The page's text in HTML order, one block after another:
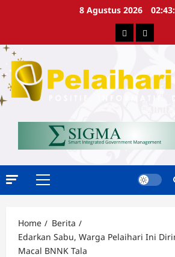
8 Agustus 2026
Berita
Primary
Home
Berita
Edarkan Sabu, Warga Pelaihari Ini
Macal BNNK Tala